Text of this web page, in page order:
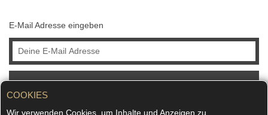
COOKIES
Wir verwenden Cookies, um Inhalte und Anzeigen zu
E-Mail Adresse eingeben
ABONNIEREN